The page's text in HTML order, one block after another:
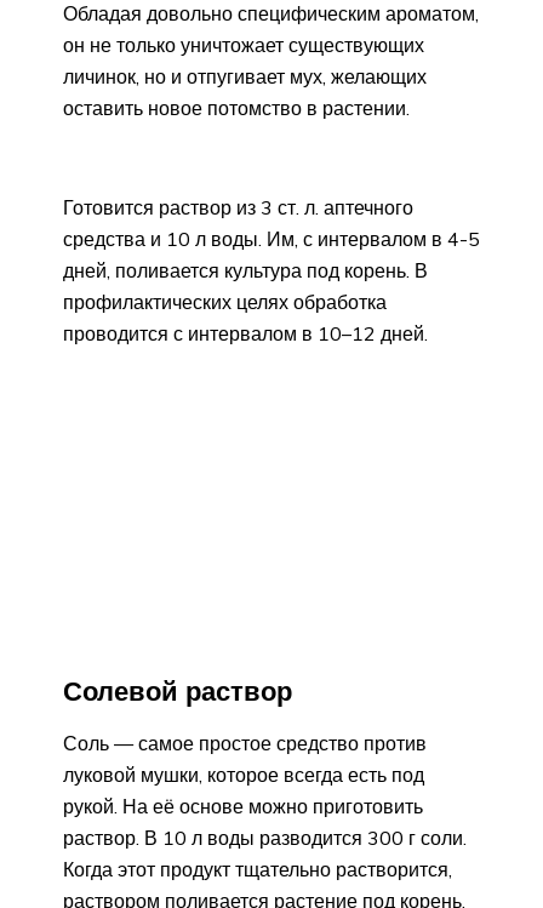
Обладая довольно специфическим ароматом,
он не только уничтожает существующих
личинок, но и отпугивает мух, желающих
оставить новое потомство в растении.
Готовится раствор из 3 ст. л. аптечного
средства и 10 л воды. Им, с интервалом в 4-5
дней, поливается культура под корень. В
профилактических целях обработка
проводится с интервалом в 10–12 дней.
Солевой раствор
Соль — самое простое средство против
луковой мушки, которое всегда есть под
рукой. На её основе можно приготовить
раствор. В 10 л воды разводится 300 г соли.
Когда этот продукт тщательно растворится,
раствором поливается растение под корень.